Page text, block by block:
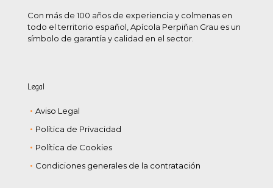
Con más de 100 años de experiencia y colmenas en
todo el territorio español, Apícola Perpiñan Grau es un
símbolo de garantía y calidad en el sector.
Legal
Aviso Legal
Política de Privacidad
Política de Cookies
Condiciones generales de la contratación